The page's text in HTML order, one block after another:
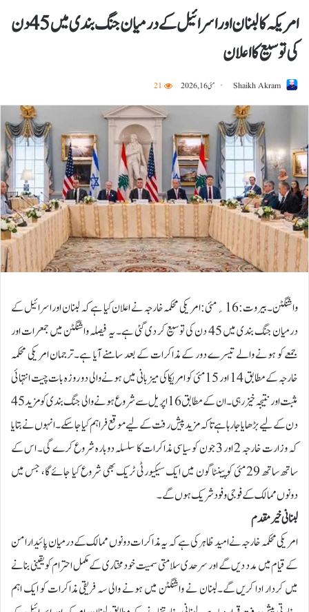
امریکہ کا لبنان اور اسرائیل کے درمیان جنگ بندی میں 45 دن
کی توسیع کا اعلان
Shaikh Akram مئی 16, 2026 21
واشنگٹن۔بیروت:16؍مئی:امریکی محکمہ خارجہ نے اعلان کیا ہے کہ لبنان اور اسرائیل کے
درمیان جنگ بندی میں 45 دن کی توسیع کر دی گئی ہے۔ یہ فیصلہ واشنگٹن میں جمعرات اور
جمعے کو ہونے والے تیسرے دور کے مذاکرات کے بعد سامنے آیا ہے۔ترجمان امریکی محکمہ
خارجہ کے مطابق 14 اور 15 مئی کو امریکا کی میزبانی میں ہونے والی دو روزہ بات چیت انتہائی
مثبت اور نتیجہ خیز رہی۔ان کے مطابق 16 اپریل سے شروع ہونے والی جنگ بندی کو مزید 45
دن کے لیے بڑھایا جا رہا ہے تاکہ مزید پیش رفت کے لیے موقع فراہم کیا جا سکے۔انہوں نے بتایا
کہ وزارت خارجہ 2 اور 3 جون کو سیاسی مذاکرات کا سلسلہ دوبارہ شروع کرے گی۔ اس کے
ساتھ ساتھ 29 مئی کو پینٹاگون میں ایک سیکیورٹی ٹریک بھی شروع کیا جائے گا، جس میں
دونوں ممالک کے فوجی وفود شریک ہوں گے۔
لبنانی خیر مقدم
امریکی محکمہ خارجہ نے امید ظاہر کی ہے کہ یہ مذاکرات دونوں ممالک کے درمیان پائیدار امن
کے قیام میں مدد دیں گے اور سرحدی سلامتی سمیت خودمختاری کے مکمل احترام کو یقینی بنانے
میں کردار ادا کریں گے۔لبنان نے واشنگٹن میں ہونے والی سہ فریقی مذاکرات کو ایک اہم